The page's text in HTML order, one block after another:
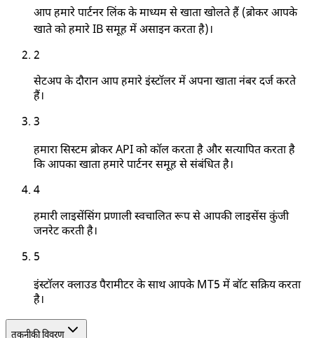
आप हमारे पार्टनर लिंक के माध्यम से खाता खोलते हैं (ब्रोकर आपके
खाते को हमारे IB समूह में असाइन करता है)।
2
सेटअप के दौरान आप हमारे इंस्टॉलर में अपना खाता नंबर दर्ज करते
हैं।
3
हमारा सिस्टम ब्रोकर API को कॉल करता है और सत्यापित करता है
कि आपका खाता हमारे पार्टनर समूह से संबंधित है।
4
हमारी लाइसेंसिंग प्रणाली स्वचालित रूप से आपकी लाइसेंस कुंजी
जनरेट करती है।
5
इंस्टॉलर क्लाउड पैरामीटर के साथ आपके MT5 में बॉट सक्रिय करता
है।
तकनीकी विवरण